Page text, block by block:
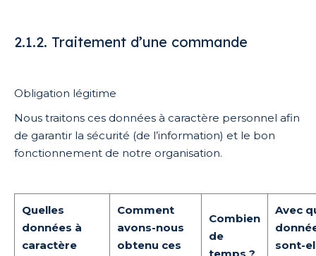
2.1.2. Traitement d’une commande
Obligation légitime
Nous traitons ces données à caractère personnel afin
de garantir la sécurité (de l’information) et le bon
fonctionnement de notre organisation.
Quelles
données à
caractère
Comment
avons-nous
obtenu ces
Combien
de
Avec
sont-